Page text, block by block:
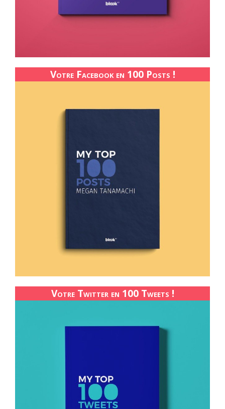
Votre Facebook en 100 Posts !
Votre Twitter en 100 Tweets !